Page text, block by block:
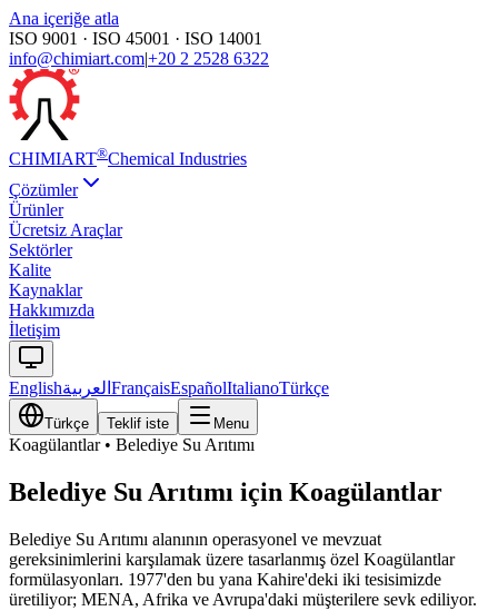
Ana içeriğe atla
ISO 9001 · ISO 45001 · ISO 14001
info@chimiart.com|+20 2 2528 6322
CHIMIART®Chemical Industries
Çözümler
Ürünler
Ücretsiz Araçlar
Sektörler
Kalite
Kaynaklar
Hakkımızda
İletişim
Englishالعربية FrançaisEspañolItalianoTürkçe
Türkçe Teklif iste Menu
Koagülantlar• Belediye Su Arıtımı
Belediye Su Arıtımı için Koagülantlar
Belediye Su Arıtımı alanının operasyonel ve mevzuat
gereksinimlerini karşılamak üzere tasarlanmış özel Koagülantlar
formülasyonları. 1977'den bu yana Kahire'deki iki tesisimizde
üretiliyor; MENA, Afrika ve Avrupa'daki müşterilere sevk ediliyor.